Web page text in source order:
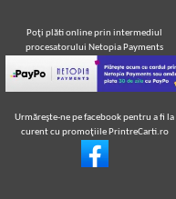
Poţi plăti online prin intermediul
procesatorului Netopia Payments
Urmăreşte-ne pe facebook pentru a fi la
curent cu promoţiile PrintreCarti.ro